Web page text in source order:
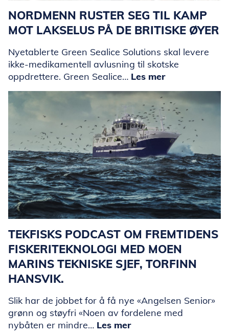
NORDMENN RUSTER SEG TIL KAMP
MOT LAKSELUS PÅ DE BRITISKE ØYER
Nyetablerte Green Sealice Solutions skal levere
ikke-medikamentell avlusning til skotske
oppdrettere. Green Sealice… Les mer
TEKFISKS PODCAST OM FREMTIDENS
FISKERITEKNOLOGI MED MOEN
MARINS TEKNISKE SJEF, TORFINN
HANSVIK.
Slik har de jobbet for å få nye «Angelsen Senior»
grønn og støyfri «Noen av fordelene med
nybåten er mindre… Les mer